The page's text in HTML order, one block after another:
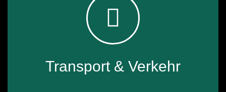
Transport & Verkehr